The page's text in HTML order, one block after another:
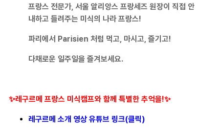
프랑스 전문가, 서울 알리앙스 프랑세즈 원장이 직접 안
내하고 들려주는 미식의 나라 프랑스!
파리에서 Parisien 처럼 먹고, 마시고, 즐기고!
다채로운 일주일을 즐겨보세요.
✨레구르메 프랑스 미식캠프와 함께 특별한 추억을!✨
레구르메 소개 영상 유튜브 링크(클릭)